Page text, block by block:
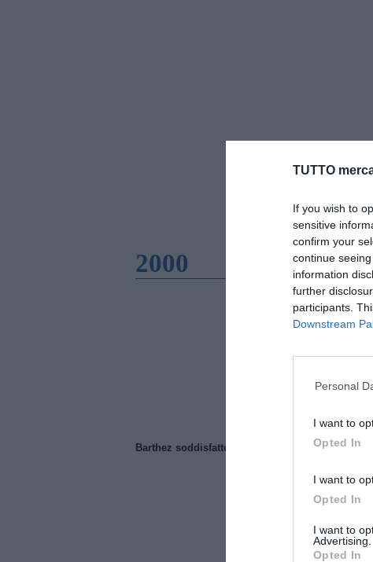
TUTTO
If you wish to
sensitive
confirm your
continue
information
further
participants.
Downstream
Personal
I want to
Opted In
I want to
Opted In
I want to
Advertising.
Opted In
2000
Barthez soddisfatto del Manchester United